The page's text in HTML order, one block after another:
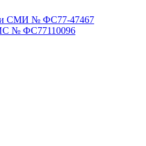
СМИ № ФС77-47467
№ ФС77110096